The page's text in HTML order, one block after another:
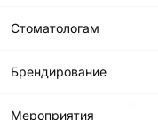
Стоматологам
Брендирование
Мероприятия